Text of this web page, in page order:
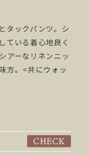
タックパンツ。シ
ている着心地良く
アーなリネンニッ
方。<共にウォッ
CHECK